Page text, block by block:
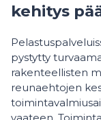
kehitys
pystytty
rakenteellisten
reunaehtojen